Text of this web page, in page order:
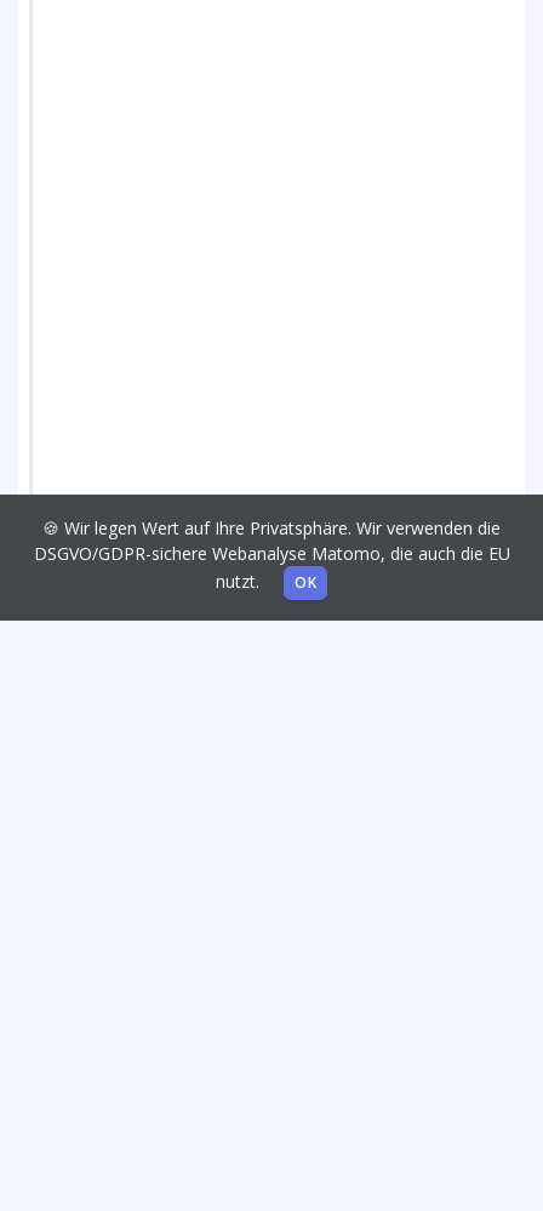
🍪 Wir legen Wert auf Ihre Privatsphäre. Wir verwenden die
DSGVO/GDPR-sichere Webanalyse Matomo, die auch die EU
nutzt.
OK